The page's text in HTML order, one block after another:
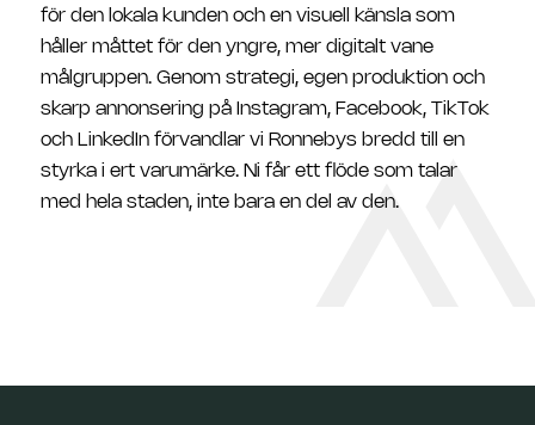
för den lokala kunden och en visuell känsla som
håller måttet för den yngre, mer digitalt vane
målgruppen. Genom strategi, egen produktion och
skarp annonsering på Instagram, Facebook, TikTok
och LinkedIn förvandlar vi Ronnebys bredd till en
styrka i ert varumärke. Ni får ett flöde som talar
med hela staden, inte bara en del av den.